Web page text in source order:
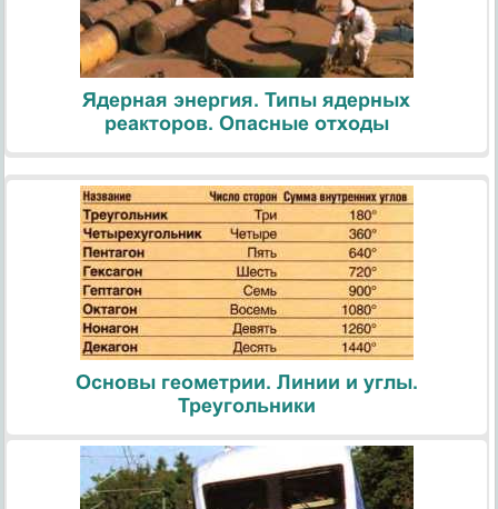
Ядерная энергия. Типы ядерных
реакторов. Опасные отходы
Основы геометрии. Линии и углы.
Треугольники